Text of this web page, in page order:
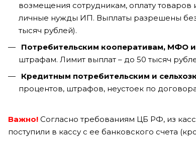
возмещения сотрудникам, оплату товаров
личные нужды ИП. Выплаты разрешены
тысяч рублей).
Потребительским кооперативам, МФО
штрафам. Лимит выплат – до 50 тысяч
Кредитным потребительским и
процентов, штрафов, неустоек по
Важно! Согласно требованиям ЦБ РФ, из
поступили в кассу с ее банковского счета